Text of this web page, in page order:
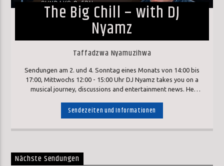
The Big Chill – with DJ
Nyamz
Taffadzwa Nyamuzihwa
Sendungen am 2. und 4. Sonntag eines Monats von 14:00 bis
17:00, Mittwochs 12:00 - 15:00 Uhr DJ Nyamz takes you on a
musical journey, discussions and entertainment news. He
show on his own. He is from Zimbabwe. His show is in english,
as it's an international show with a world wide audience. "DJ
Nyamz - radio is so good, you can watch it" Sendungen immer
Sendezeiten und Informationen
Nächste Sendungen